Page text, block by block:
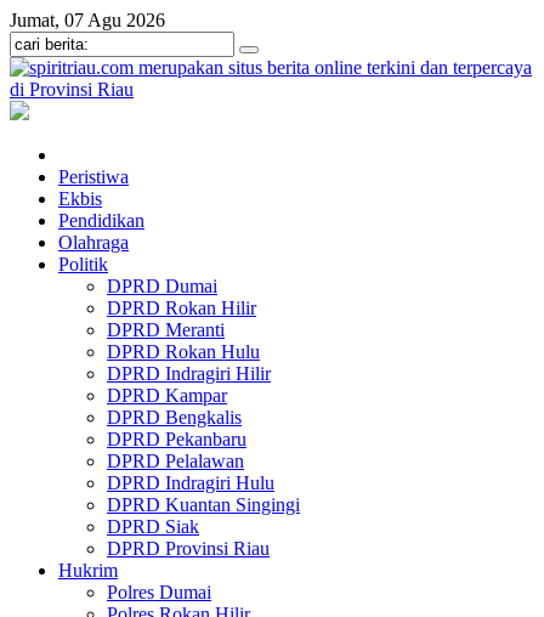
Jumat, 07 Agu 2026
Peristiwa
Ekbis
Pendidikan
Olahraga
Politik
DPRD Dumai
DPRD Rokan Hilir
DPRD Meranti
DPRD Rokan Hulu
DPRD Indragiri Hilir
DPRD Kampar
DPRD Bengkalis
DPRD Pekanbaru
DPRD Pelalawan
DPRD Indragiri Hulu
DPRD Kuantan Singingi
DPRD Siak
DPRD Provinsi Riau
Hukrim
Polres Dumai